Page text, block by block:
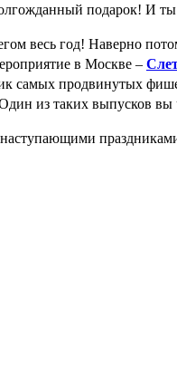
подарок! И
весь год! Наверно
в Москве –
самых продвинутых
из таких выпусков вы